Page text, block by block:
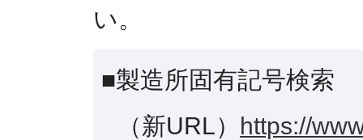
い。
■製造所固有記号検索
（新URL） https://